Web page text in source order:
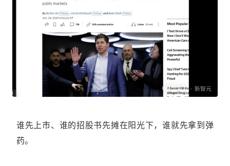
谁先上市、谁的招股书先摊在阳光下，谁就先拿到弹
药。